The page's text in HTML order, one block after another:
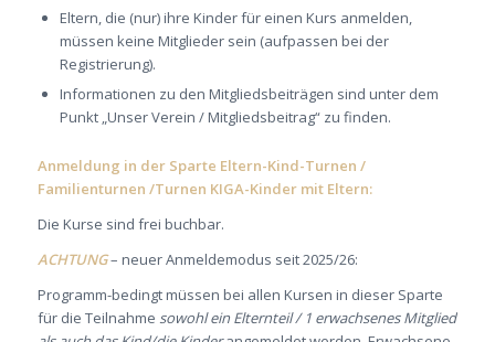
Eltern, die (nur) ihre Kinder für einen Kurs anmelden,
müssen keine Mitglieder sein (aufpassen bei der
Registrierung).
Informationen zu den Mitgliedsbeiträgen sind unter dem
Punkt „Unser Verein / Mitgliedsbeitrag“ zu finden.
Anmeldung in der Sparte Eltern-Kind-Turnen /
Familienturnen /Turnen KIGA-Kinder mit Eltern:
Die Kurse sind frei buchbar.
ACHTUNG– neuer Anmeldemodus seit 2025/26:
Programm-bedingt müssen bei allen Kursen in dieser Sparte
für die Teilnahme sowohl ein Elternteil / 1 erwachsenes Mitglied